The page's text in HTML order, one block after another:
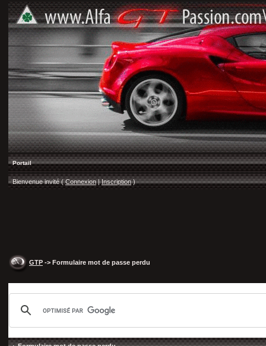
Portail
Bienvenue invité ( Connexion |Inscription)
GTP -> Formulaire mot de passe perdu